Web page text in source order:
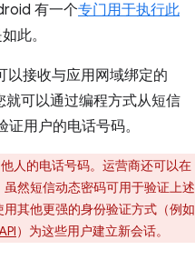
有一个专门用于执行此
此。
以接收与应用网域绑定的
可以通过编程方式从短信
用户的电话号码。
人的电话号码。运营商还可以在
然短信动态密码可用于验证上述
其他更强的身份验证方式（例如
）为这些用户建立新会话。